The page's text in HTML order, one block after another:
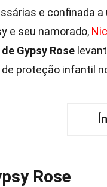
e confinada a
e seu namorado,
Gypsy Rose
proteção infantil
Rose